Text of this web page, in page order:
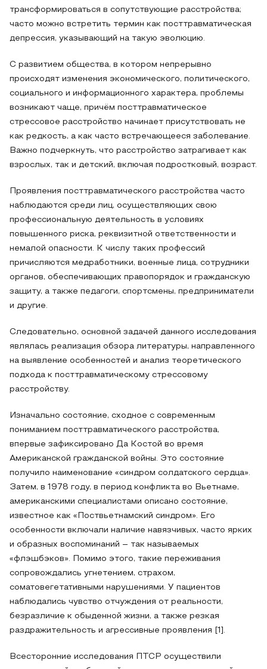
трансформироваться в сопутствующие расстройства;
часто можно встретить термин как посттравматическая
депрессия, указывающий на такую эволюцию.
С развитием общества, в котором непрерывно
происходят изменения экономического, политического,
социального и информационного характера, проблемы
возникают чаще, причём посттравматическое
стрессовое расстройство начинает присутствовать не
как редкость, а как часто встречающееся заболевание.
Важно подчеркнуть, что расстройство затрагивает как
взрослых, так и детский, включая подростковый, возраст.
Проявления посттравматического расстройства часто
наблюдаются среди лиц, осуществляющих свою
профессиональную деятельность в условиях
повышенного риска, реквизитной ответственности и
немалой опасности. К числу таких профессий
причисляются медработники, военные лица, сотрудники
органов, обеспечивающих правопорядок и гражданскую
защиту, а также педагоги, спортсмены, предприниматели
и другие.
Следовательно, основной задачей данного исследования
являлась реализация обзора литературы, направленного
на выявление особенностей и анализ теоретического
подхода к посттравматическому стрессовому
расстройству.
Изначально состояние, сходное с современным
пониманием посттравматического расстройства,
впервые зафиксировано Да Костой во время
Американской гражданской войны. Это состояние
получило наименование «синдром солдатского сердца».
Затем, в 1978 году, в период конфликта во Вьетнаме,
американскими специалистами описано состояние,
известное как «Поствьетнамский синдром». Его
особенности включали наличие навязчивых, часто ярких
и образных воспоминаний – так называемых
«флэшбэков». Помимо этого, такие переживания
сопровождались угнетением, страхом,
соматовегетативными нарушениями. У пациентов
наблюдались чувство отчуждения от реальности,
безразличие к обыденной жизни, а также резкая
раздражительность и агрессивные проявления [1].
Всесторонние исследования ПТСР осуществили